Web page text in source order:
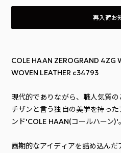
再入荷お
COLE HAAN ZEROGRAND 4ZG
WOVEN LEATHER c34793
現代的でありながら、職人気質
チザンと言う独自の美学を持っ
ンド'COLE HAAN(コールハーン)'。
画期的なアイディアを詰め込ん